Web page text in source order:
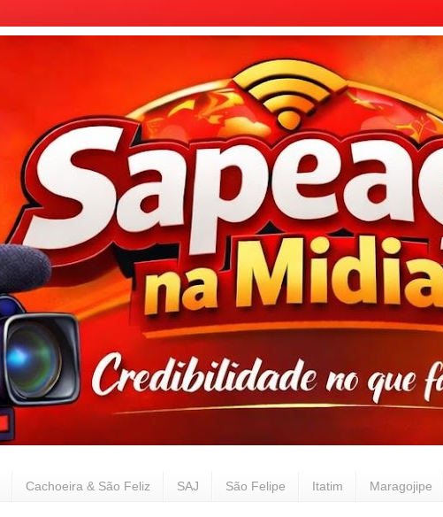
Cachoeira & São Feliz SAJ São Felipe Itatim Maragojipe